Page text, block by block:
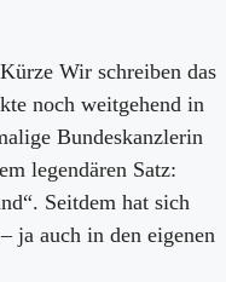
Wir schreiben das
noch weitgehend in
Bundeskanzlerin
legendären Satz:
Seitdem hat sich
ja auch in den eigenen